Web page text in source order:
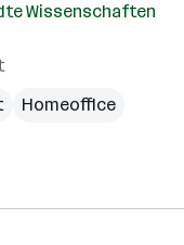
Wissenschaften
Homeoffice